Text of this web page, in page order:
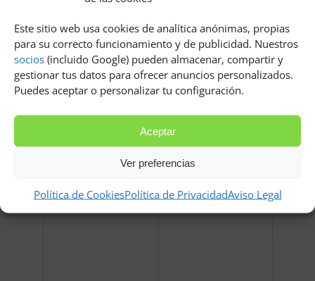
Este sitio web usa cookies de analítica anónimas, propias
para su correcto funcionamiento y de publicidad. Nuestros
socios (incluido Google) pueden almacenar, compartir y
gestionar tus datos para ofrecer anuncios personalizados.
Puedes aceptar o personalizar tu configuración.
Aceptar
Ver preferencias
Política de CookiesPolítica de PrivacidadAviso Legal
Como elaborar una revista Simbolo de una tienda